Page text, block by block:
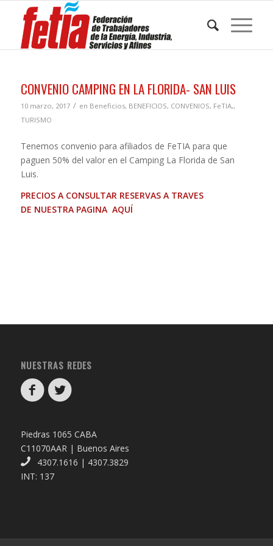
CONVENIO CAMPING EN LA FLORIDA- SAN LUIS
10 marzo, 2017 / en Beneficios, BENEFICIOS, CONVENIOS, FeTIA,,
TURISMO
Tenemos convenio para afiliados de FeTIA para que
paguen 50% del valor en el Camping La Florida de San
Luis.
PRECIOS A CONSULTAR RESERVAS A TRAVES
DE NUESTRA PAGINA AQUÍ
NUESTRAS REDES
Piedras 1065 CABA
C11070AAR | Buenos Aires
4307.1616 | 4307.3829
INT: 137